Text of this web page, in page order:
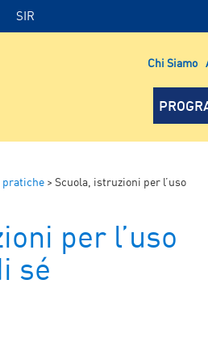
SIR
Chi Siamo
pratiche > Scuola, istruzioni per l’uso
per l’uso
sé